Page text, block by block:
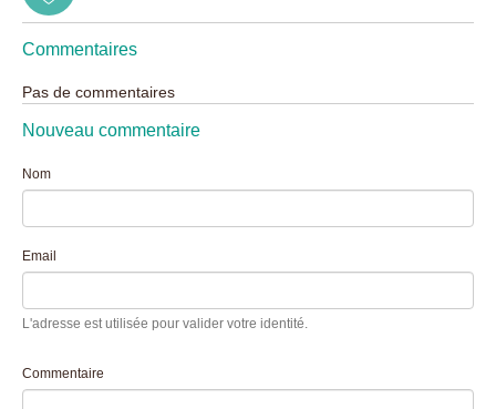
Commentaires
Pas de commentaires
Nouveau commentaire
Nom
Email
L'adresse est utilisée pour valider votre identité.
Commentaire